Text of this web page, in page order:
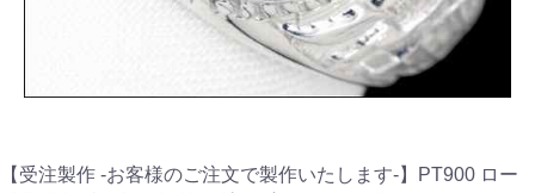
【受注製作 -お客様のご注文で製作いたします-】PT900 ロー